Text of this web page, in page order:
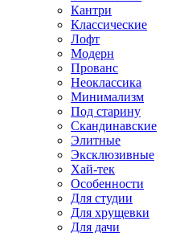
Кантри
Классические
Лофт
Модерн
Прованс
Неоклассика
Минимализм
Под старину
Скандинавские
Элитные
Эксклюзивные
Хай-тек
Особенности
Для студии
Для хрущевки
Для дачи